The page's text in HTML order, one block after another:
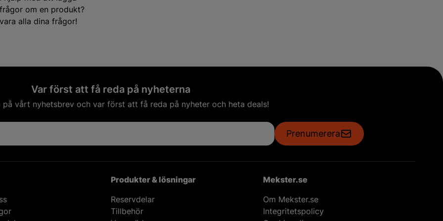
om en produkt?
alla dina frågor!
Var först att få reda på nyheterna
på vårt nyhetsbrev och var först att få reda på nyheter och heta deals!
Prenumerera
Produkter & lösningar
Reservdelar
Tillbehör
Mekster.se
Om Mekster.se
Integritetspolicy